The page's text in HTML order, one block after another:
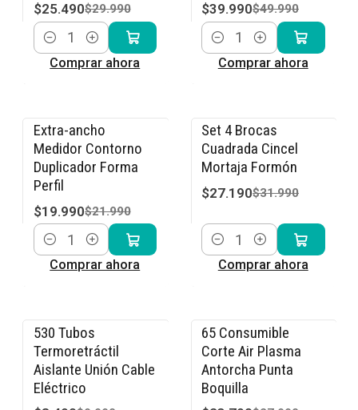
$25.490$29.990
Cantidad
Comprar ahora
$39.990$49.990
Cantidad
Comprar ahora
-9% OFF
Extra-ancho
Medidor Contorno
Duplicador Forma
Perfil
$19.990$21.990
Cantidad
Comprar ahora
-15% OFF
Set 4 Brocas
Cuadrada Cincel
Mortaja Formón
$27.190$31.990
Cantidad
Comprar ahora
-15% OFF
530 Tubos
Termoretráctil
Aislante Unión Cable
Eléctrico
-15% OFF
65 Consumible
Corte Air Plasma
Antorcha Punta
Boquilla